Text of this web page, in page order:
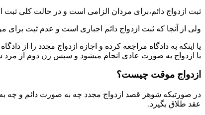
ثبت ازدواج دائم،برای مردان الزامی است و در حالت کلی
ولی از آنجا که ثبت ازدواج دائم اجباری است و عدم ثبت
یا اینکه به دادگاه مراجعه کرده و اجازه ازدواج مجدد را از
یا ازدواج به صورت عادی انجام میشود و سپس زن دوم از مرد
ازدواج موقت چیست؟
در صورتیکه شوهر قصد ازدواج مجدد چه به صورت دائم و چه
عقد طلاق بگیرد.